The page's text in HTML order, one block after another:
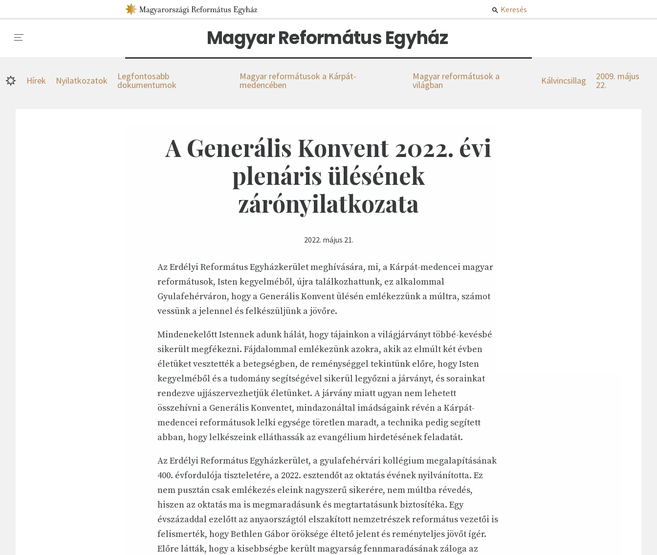
Keresés
Magyar Református Egyház
Hírek Nyilatkozatok Legfontosabb
dokumentumok
Magyar reformátusok a Kárpát-
medencében
Magyar reformátusok a
világban Kálvincsillag 2009. május
22.
A Generális Konvent 2022. évi
plenáris ülésének
zárónyilatkozata
2022. május 21.
Az Erdélyi Református Egyházkerület meghívására, mi, a Kárpát-medencei magyar
reformátusok, Isten kegyelméből, újra találkozhattunk, ez alkalommal
Gyulafehérváron, hogy a Generális Konvent ülésén emlékezzünk a múltra, számot
vessünk a jelennel és felkészüljünk a jövőre.
Mindenekelőtt Istennek adunk hálát, hogy tájainkon a világjárványt többé-kevésbé
sikerült megfékezni. Fájdalommal emlékezünk azokra, akik az elmúlt két évben
életüket vesztették a betegségben, de reménységgel tekintünk előre, hogy Isten
kegyelméből és a tudomány segítségével sikerül legyőzni a járványt, és sorainkat
rendezve ujjászervezhetjük életünket. A járvány miatt ugyan nem lehetett
összehívni a Generális Konventet, mindazonáltal imádságaink révén a Kárpát-
medencei reformátusok lelki egysége töretlen maradt, a technika pedig segített
abban, hogy lelkészeink elláthassák az evangélium hirdetésének feladatát.
Az Erdélyi Református Egyházkerület, a gyulafehérvári kollégium megalapításának
400. évfordulója tiszteletére, a 2022. esztendőt az oktatás évének nyilvánította. Ez
nem pusztán csak emlékezés eleink nagyszerű sikerére, nem múltba révedés,
hiszen az oktatás ma is megmaradásunk és megtartatásunk biztosítéka. Egy
évszázaddal ezelőtt az anyaországtól elszakított nemzetrészek református vezetői is
felismerték, hogy Bethlen Gábor öröksége éltető jelent és reményteljes jövőt ígér.
Előre látták, hogy a kisebbségbe került magyarság fennmaradásának záloga az